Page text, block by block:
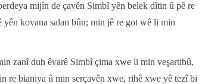
mijîn de çavên Simbî yên belek dîtin û pê re
kovana salan bûn; min jê re got wê li min
zanî duh êvarê Simbî çima xwe li min veşartibû,
re bianiya û min serçavên xwe, rihê xwe yê tezî bi